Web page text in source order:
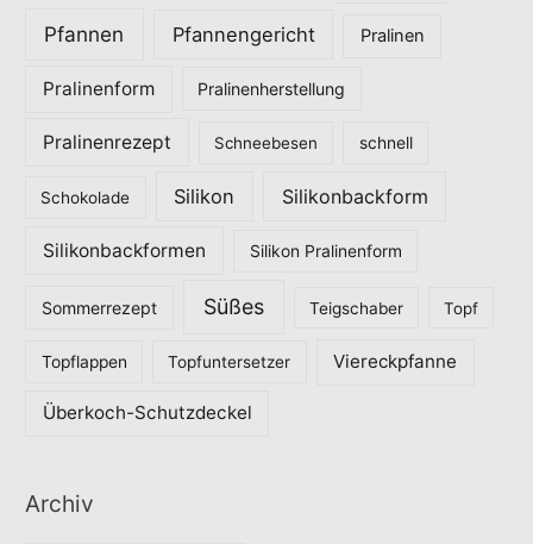
Pfannen Pfannengericht Pralinen
Pralinenform Pralinenherstellung
Pralinenrezept Schneebesen schnell
Schokolade Silikon Silikonbackform
Silikonbackformen Silikon Pralinenform
Sommerrezept Süßes Teigschaber Topf
Topflappen Topfuntersetzer Viereckpfanne
Überkoch-Schutzdeckel
Archiv